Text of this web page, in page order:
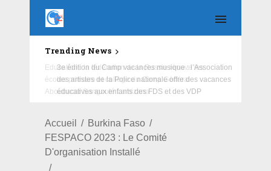
Trending News
Education : la fédération de la Russie rénove les
écoles primaire et collège du Camp Général
Aboubacar Sangoulé Lamizana
Accueil
Burkina Faso
FESPACO 2023 : Le Comité
D'organisation Installé